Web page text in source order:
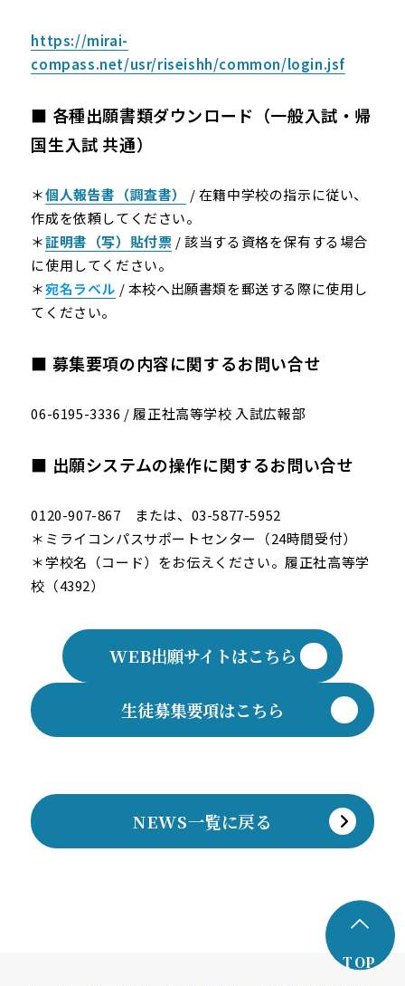
https://mirai-
compass.net/usr/riseishh/common/login.jsf
■ 各種出願書類ダウンロード（一般入試・帰
国生入試 共通）
＊個人報告書（調査書）
/ 在籍中学校の指示に従い、
作成を依頼してください。
＊証明書（写）貼付票 / 該当する資格を保有する場合
に使用してください。
＊宛名ラベル / 本校へ出願書類を郵送する際に使用し
てください。
■ 募集要項の内容に関するお問い合せ
06-6195-3336 / 履正社高等学校 入試広報部
■ 出願システムの操作に関するお問い合せ
0120-907-867 または、03-5877-5952
＊ミライコンパスサポートセンター（24時間受付）
＊学校名（コード）をお伝えください。履正社高等学
校（4392）
WEB出願サイトはこちら
生徒募集要項はこちら
NEWS一覧に戻る
TOP